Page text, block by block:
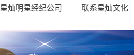
星灿明星经纪公司 联系星灿文化